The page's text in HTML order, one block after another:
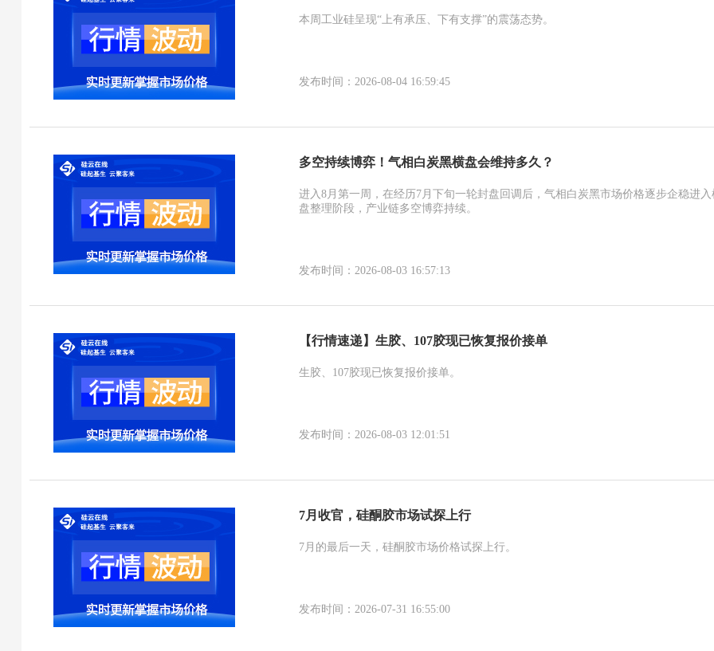
本周工业硅呈现“上有承压、下有支撑”的震荡态势。
发布时间：2026-08-04 16:59:45
多空持续博弈！气相白炭黑横盘会维持多久？
进入8月第一周，在经历7月下旬一轮封盘回调后，气相白炭黑市场价格逐步企稳进入
盘整理阶段，产业链多空博弈持续。
发布时间：2026-08-03 16:57:13
【行情速递】生胶、107胶现已恢复报价接单
生胶、107胶现已恢复报价接单。
发布时间：2026-08-03 12:01:51
7月收官，硅酮胶市场试探上行
7月的最后一天，硅酮胶市场价格试探上行。
发布时间：2026-07-31 16:55:00